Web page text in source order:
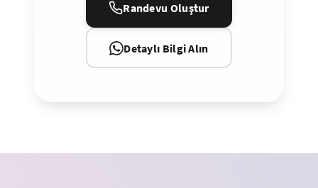
Randevu Oluştur
Detaylı Bilgi Alın